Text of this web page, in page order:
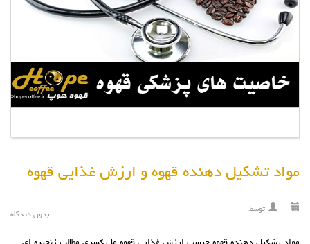
مواد تشکیل دهنده قهوه و ارزش غذایی قهوه
توسط:
بدون دیدگاه